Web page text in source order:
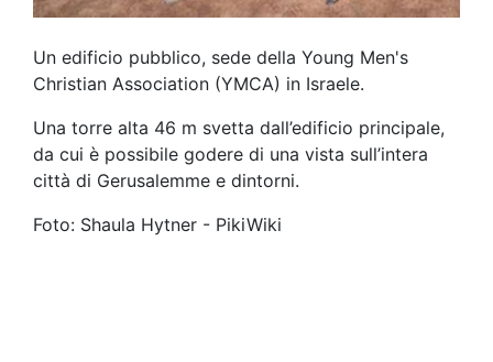
Un edificio pubblico, sede della Young Men's
Christian Association (YMCA) in Israele.
Una torre alta 46 m svetta dall’edificio principale,
da cui è possibile godere di una vista sull’intera
città di Gerusalemme e dintorni.
Foto: Shaula Hytner - PikiWiki